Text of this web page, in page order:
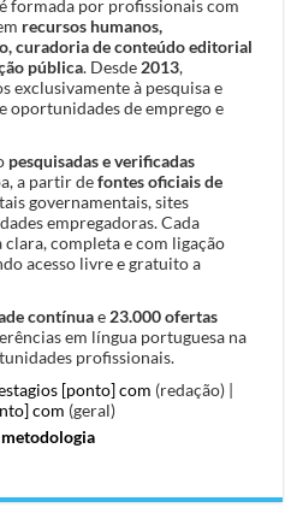
é formada por profissionais com
recursos humanos,
curadoria de conteúdo editorial
pública. Desde 2013,
exclusivamente à pesquisa e
oportunidades de emprego e
pesquisadas e verificadas
a partir defontes oficiais de
governamentais, sites
empregadoras. Cada
completa e com ligação
acesso livre e gratuito a
contínuae 23.000 ofertas
em língua portuguesa na
profissionais.
[ponto] com (redação) |
com (geral)
metodologia